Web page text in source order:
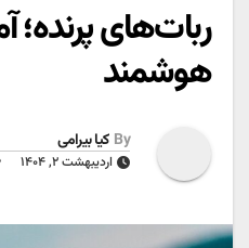
ربات‌های پرنده؛
هوشمند
By کیا بیرامی
اردیبهشت ۲, ۱۴۰۴